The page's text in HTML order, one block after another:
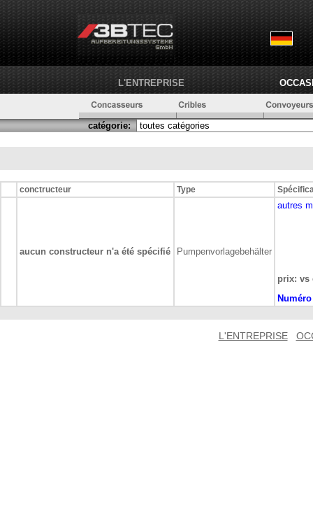
L'ENTREPRISE
catégorie:
conctructeur Type
aucun constructeur n'a été spécifié Pumpenvorlagebehälter
autres
prix: vs
L'ENTREPRISE